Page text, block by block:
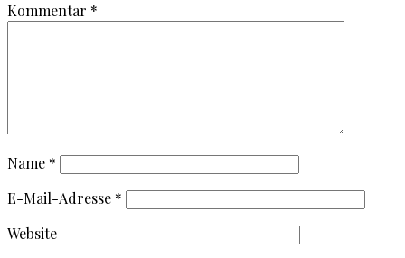
Kommentar *
Name *
E-Mail-Adresse *
Website